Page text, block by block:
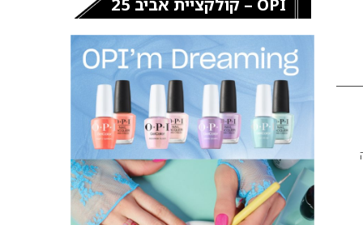
OPI – קולקציית אביב 25